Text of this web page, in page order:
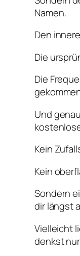
Namen.
Den
Die
Die
Und
Kein
Kein
Sondern
dir längst
Vielleicht
denkst